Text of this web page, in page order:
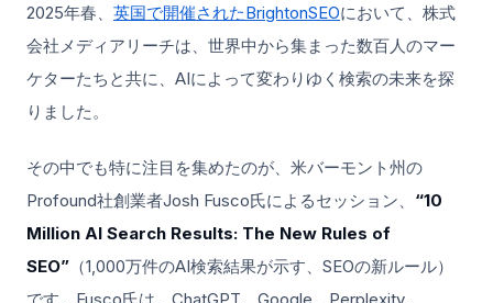
2025年春、 英国で開催されたBrightonSEOにおいて、株式
会社メディアリーチは、世界中から集まった数百人のマー
ケターたちと共に、AIによって変わりゆく検索の未来を探
りました。
その中でも特に注目を集めたのが、米バーモント州の
Profound社創業者Josh Fusco氏によるセッション、 “10
Million AI Search Results: The New Rules of
SEO” （1,000万件のAI検索結果が示す、SEOの新ルール）